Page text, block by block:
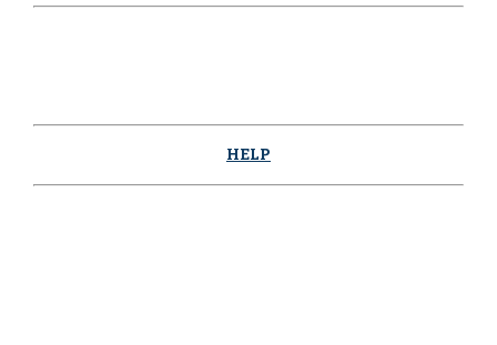
HELP